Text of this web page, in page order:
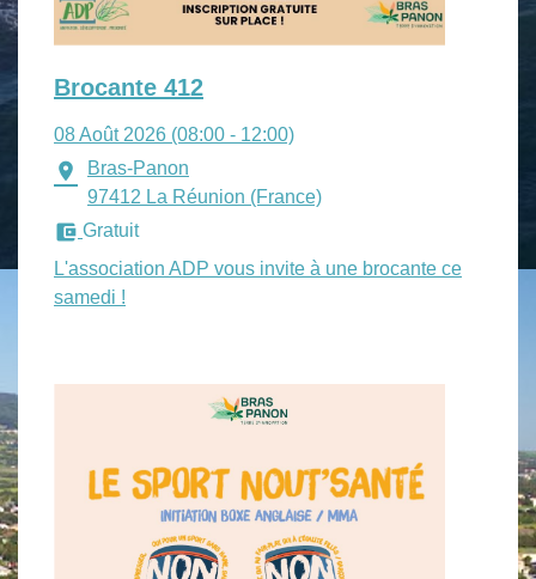
Brocante 412
08 Août 2026 (08:00 - 12:00)
location_on
Bras-Panon
97412 La Réunion (France)
account_balance_wallet Gratuit
L'association ADP vous invite à une brocante ce
samedi !